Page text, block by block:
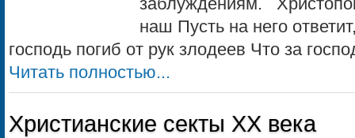
заблуждениям.
наш Пусть на него
господь погиб от рук злодеев Что за
Читать полностью...
Христианские секты XX века